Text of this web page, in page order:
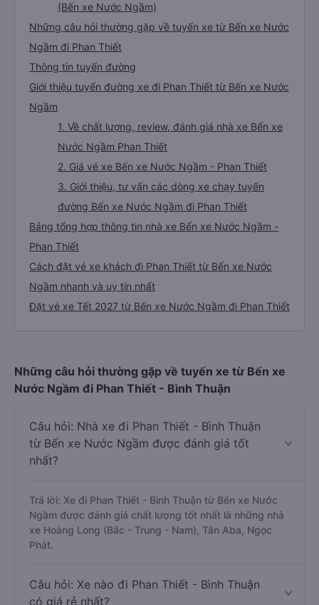
(Bến xe Nước Ngầm)
Những câu hỏi thường gặp về tuyến xe từ Bến xe Nước
Ngầm đi Phan Thiết
Thông tin tuyến đường
Giới thiệu tuyến đường xe đi Phan Thiết từ Bến xe Nước
Ngầm
1. Về chất lượng, review, đánh giá nhà xe Bến xe
Nước Ngầm Phan Thiết
2. Giá vé xe Bến xe Nước Ngầm - Phan Thiết
3. Giới thiệu, tư vấn các dòng xe chạy tuyến
đường Bến xe Nước Ngầm đi Phan Thiết
Bảng tổng hợp thông tin nhà xe Bến xe Nước Ngầm -
Phan Thiết
Cách đặt vé xe khách đi Phan Thiết từ Bến xe Nước
Ngầm nhanh và uy tín nhất
Đặt vé xe Tết 2027 từ Bến xe Nước Ngầm đi Phan Thiết
Những câu hỏi thường gặp về tuyến xe từ Bến xe
Nước Ngầm đi Phan Thiết - Bình Thuận
Câu hỏi: Nhà xe đi Phan Thiết - Bình Thuận
từ Bến xe Nước Ngầm được đánh giá tốt
nhất?
Trả lời: Xe đi Phan Thiết - Bình Thuận từ Bến xe Nước
Ngầm được đánh giá chất lượng tốt nhất là những nhà
xe Hoàng Long (Bắc - Trung - Nam), Tân Aba, Ngọc
Phát.
Câu hỏi: Xe nào đi Phan Thiết - Bình Thuận
có giá rẻ nhất?